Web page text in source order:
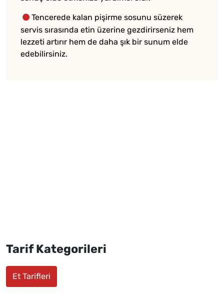
Tencerede kalan pişirme sosunu süzerek
servis sırasında etin üzerine gezdirirseniz hem
lezzeti artırır hem de daha şık bir sunum elde
edebilirsiniz.
Tarif Kategorileri
Et Tarifleri